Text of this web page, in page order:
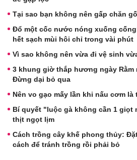
Tại sao bạn không nên gấp chăn
Đổ một cốc nước nóng xuống
hết sạch mùi hôi chỉ trong vài phút
Vì sao không nên vừa đi vệ sinh
3 khung giờ thắp hương ngày Rằm
Đừng dại bỏ qua
Nên vo gạo mấy lần khi nấu cơm là
Bí quyết "luộc gà không cần 1 giọt
thịt ngọt lịm
Cách trồng cây khế phong thủy:
cách để tránh trồng rồi phải bỏ